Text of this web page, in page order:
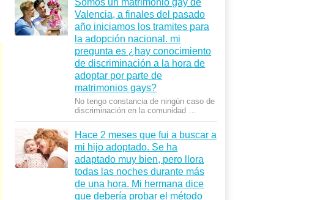
Valencia, a finales del pasado
año iniciamos los tramites para
la adopción nacional. mi
pregunta es ¿hay conocimiento
de discriminación a la hora de
adoptar por parte de
matrimonios gays?
No tengo constancia de ningún caso de
discriminación en la comunidad …
Hace 2 meses que fui a buscar a
mi hijo adoptado. Se ha
adaptado muy bien, pero llora
todas las noches durante más
de una hora. Mi hermana dice
que deberí­a probar el método